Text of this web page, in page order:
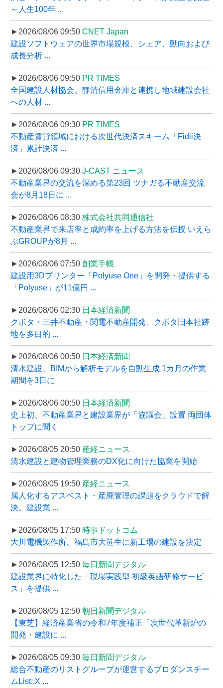
～人生100年 ...
►2026/08/06 09:50 CNET Japan
建設ソフトウェアの世界市場規模、シェア、動向および
成長分析 ...
►2026/08/06 09:50 PR TIMES
全国建設人材協会、静清信用金庫と連携し地域建設会社
への人材 ...
►2026/08/06 09:30 PR TIMES
不動産賃貸領域における次世代決済スキーム「Fidii決
済」累計決済 ...
►2026/08/06 09:30 J-CAST ニュース
不動産業界の交流を深める第23回 ツナガる不動産交流
会が8月18日に ...
►2026/08/06 08:30 株式会社共同通信社
不動産業界で来店率と成約率を上げる方法を伝授 いえら
ぶGROUPが8月 ...
►2026/08/06 07:50 創業手帳
建設用3Dプリンター「Polyuse One」を開発・提供する
「Polyuse」が11億円 ...
►2026/08/06 02:30 日本経済新聞
クボタ・三井不動産・関電不動産開発、クボタ旧本社跡
地を多目的 ...
►2026/08/06 00:50 日本経済新聞
清水建設、BIMから解析モデルを自動生成 1カ月の作業
期間を3日に
►2026/08/06 00:50 日本経済新聞
史上初、不動産業界と建設業界が「協議会」設置 両団体
トップに聞く
►2026/08/05 20:50 産経ニュース
清水建設と建物管理業務のDX化に向けた協業を開始
►2026/08/05 19:50 産経ニュース
属人化するアスベスト・産廃管理の課題をクラウドで解
決。建設業 ...
►2026/08/05 17:50 時事ドットコム
大川電機製作所、福島市大笹生に新工場の建設を決定
►2026/08/05 12:50 毎日新聞デジタル
建設業界に特化した「現場実践型 初級英語研修サービ
ス」を提供 ...
►2026/08/05 12:50 朝日新聞デジタル
【東芝】経済産業省の令和7年度補正「次世代革新炉の
開発・建設に ...
►2026/08/05 09:30 毎日新聞デジタル
総合不動産のリストグループが運営するプロダンスチー
ムList::X ...